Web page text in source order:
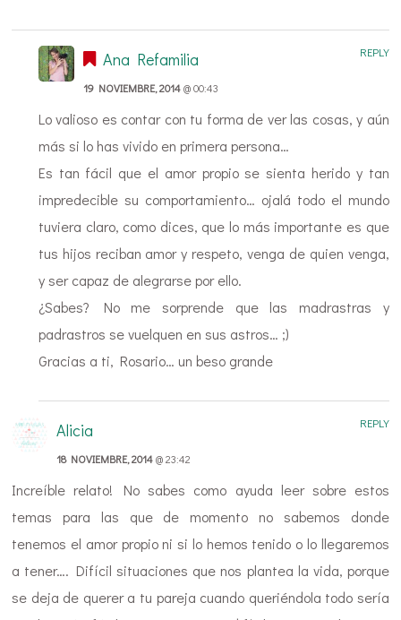
Ana Refamilia
19 NOVIEMBRE, 2014@ 00:43
Lo valioso es contar con tu forma de ver las cosas, y aún
más si lo has vivido en primera persona…
Es tan fácil que el amor propio se sienta herido y tan
impredecible su comportamiento… ojalá todo el mundo
tuviera claro, como dices, que lo más importante es que
tus hijos reciban amor y respeto, venga de quien venga,
y ser capaz de alegrarse por ello.
¿Sabes? No me sorprende que las madrastras y
padrastros se vuelquen en sus astros… ;)
Gracias a ti, Rosario… un beso grande
REPLY
Alicia
18 NOVIEMBRE, 2014@ 23:42
Increíble relato! No sabes como ayuda leer sobre estos
temas para las que de momento no sabemos donde
tenemos el amor propio ni si lo hemos tenido o lo llegaremos
a tener…. Difícil situaciones que nos plantea la vida, porque
se deja de querer a tu pareja cuando queriéndola todo sería
REPLY